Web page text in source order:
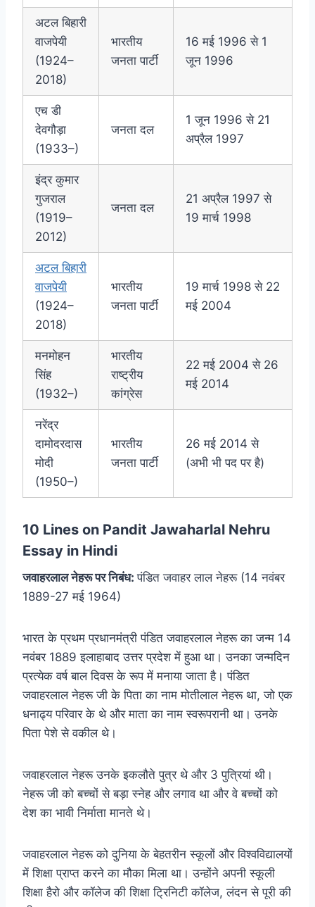
अटल बिहारी
वाजपेयी
(1924–
2018)
भारतीय
जनता पार्टी
16 मई 1996 से 1
जून 1996
एच डी
देवगौड़ा
(1933–)
जनता दल
1 जून 1996 से 21
अप्रैल 1997
इंद्र कुमार
गुजराल
(1919–
2012)
जनता दल
21 अप्रैल 1997 से
19 मार्च 1998
अटल बिहारी
वाजपेयी
(1924–
2018)
भारतीय
जनता पार्टी
19 मार्च 1998 से 22
मई 2004
मनमोहन
सिंह
(1932–)
भारतीय
राष्ट्रीय
कांग्रेस
22 मई 2004 से 26
मई 2014
नरेंद्र
दामोदरदास
मोदी
(1950–)
भारतीय
जनता पार्टी
26 मई 2014 से
(अभी भी पद पर है)
10 Lines on Pandit Jawaharlal Nehru
Essay in Hindi
जवाहरलाल नेहरू पर निबंध:पंडित जवाहर लाल नेहरू (14 नवंबर
1889-27 मई 1964)
भारत के प्रथम प्रधानमंत्री पंडित जवाहरलाल नेहरू का जन्म 14
नवंबर 1889 इलाहाबाद उत्तर प्रदेश में हुआ था। उनका जन्मदिन
प्रत्येक वर्ष बाल दिवस के रूप में मनाया जाता है। पंडित
जवाहरलाल नेहरू जी के पिता का नाम मोतीलाल नेहरू था, जो एक
धनाढ्य परिवार के थे और माता का नाम स्वरूपरानी था। उनके
पिता पेशे से वकील थे।
जवाहरलाल नेहरू उनके इकलौते पुत्र थे और 3 पुत्रियां थी।
नेहरू जी को बच्चों से बड़ा स्नेह और लगाव था और वे बच्चों को
देश का भावी निर्माता मानते थे।
जवाहरलाल नेहरू को दुनिया के बेहतरीन स्कूलों और विश्वविद्यालयों
में शिक्षा प्राप्त करने का मौका मिला था। उन्होंने अपनी स्कूली
शिक्षा हैरो और कॉलेज की शिक्षा ट्रिनिटी कॉलेज, लंदन से पूरी की